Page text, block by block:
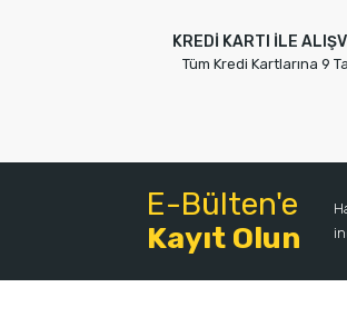
KREDİ KARTI İLE
Tüm Kredi Kartlarına 9
E-Bülten'e
Kayıt Olun